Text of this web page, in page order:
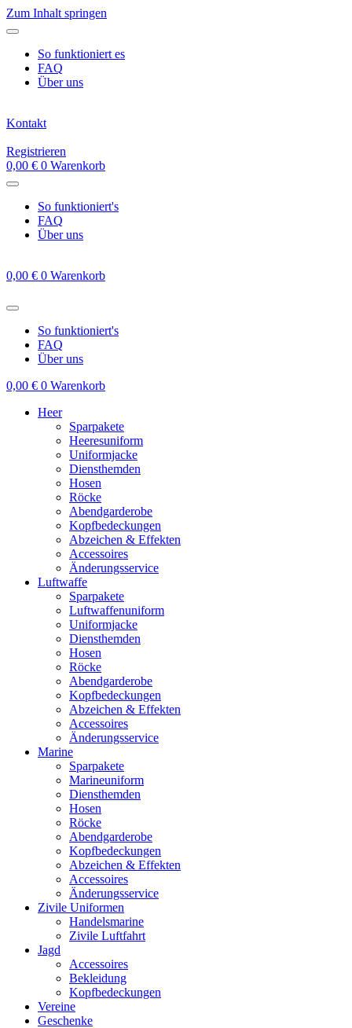
Zum Inhalt springen
So funktioniert es
FAQ
Über uns
Kontakt
Registrieren
0,00 € 0 Warenkorb
So funktioniert's
FAQ
Über uns
0,00 € 0 Warenkorb
So funktioniert's
FAQ
Über uns
0,00 € 0 Warenkorb
Heer
Sparpakete
Heeresuniform
Uniformjacke
Diensthemden
Hosen
Röcke
Abendgarderobe
Kopfbedeckungen
Abzeichen & Effekten
Accessoires
Änderungsservice
Luftwaffe
Sparpakete
Luftwaffenuniform
Uniformjacke
Diensthemden
Hosen
Röcke
Abendgarderobe
Kopfbedeckungen
Abzeichen & Effekten
Accessoires
Änderungsservice
Marine
Sparpakete
Marineuniform
Diensthemden
Hosen
Röcke
Abendgarderobe
Kopfbedeckungen
Abzeichen & Effekten
Accessoires
Änderungsservice
Zivile Uniformen
Handelsmarine
Zivile Luftfahrt
Jagd
Accessoires
Bekleidung
Kopfbedeckungen
Vereine
Geschenke